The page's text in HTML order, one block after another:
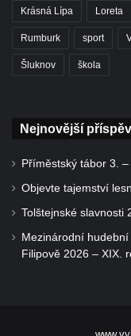
Krásná Lípa Loreta
Rumburk sport
Šluknov škola
Nejnovější
Příměstský tábor 3.
Objevte tajemství
Tolštejnské slavnosti
Mezinárodní
Filipově 2026 – XIX.